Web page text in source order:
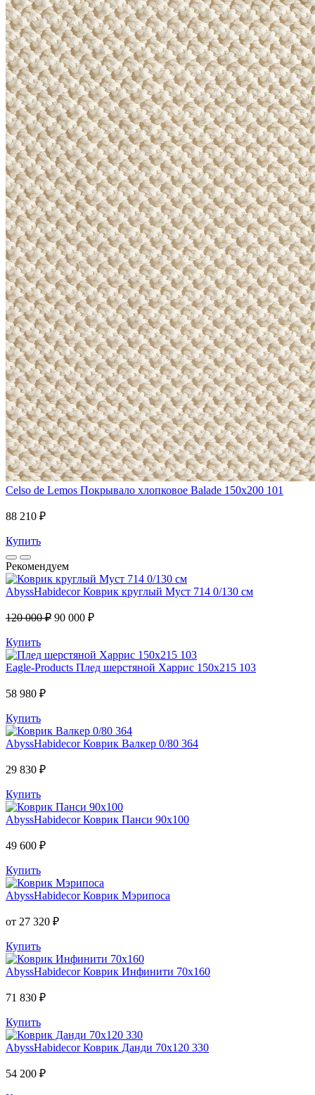
Celso de Lemos Покрывало хлопковое Balade 150x200 101
88 210 ₽
Купить
Рекомендуем
AbyssHabidecor Коврик круглый Муст 714 0/130 см
120 000 ₽ 90 000 ₽
Купить
Eagle-Products Плед шерстяной Харрис 150х215 103
58 980 ₽
Купить
AbyssHabidecor Коврик Валкер 0/80 364
29 830 ₽
Купить
AbyssHabidecor Коврик Панси 90х100
49 600 ₽
Купить
AbyssHabidecor Коврик Мэрипоса
от 27 320 ₽
Купить
AbyssHabidecor Коврик Инфинити 70х160
71 830 ₽
Купить
AbyssHabidecor Коврик Данди 70х120 330
54 200 ₽